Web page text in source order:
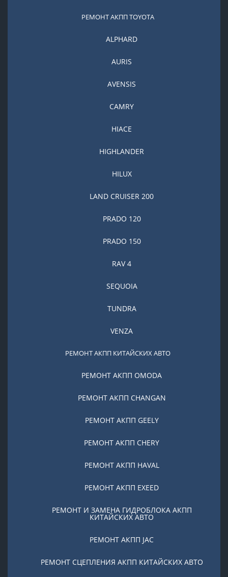
РЕМОНТ АКПП TOYOTA
ALPHARD
AURIS
AVENSIS
CAMRY
HIACE
HIGHLANDER
HILUX
LAND CRUISER 200
PRADO 120
PRADO 150
RAV 4
SEQUOIA
TUNDRA
VENZA
РЕМОНТ АКПП КИТАЙСКИХ АВТО
РЕМОНТ АКПП OMODA
РЕМОНТ АКПП CHANGAN
РЕМОНТ АКПП GEELY
РЕМОНТ АКПП CHERY
РЕМОНТ АКПП HAVAL
РЕМОНТ АКПП EXEED
РЕМОНТ И ЗАМЕНА ГИДРОБЛОКА АКПП
КИТАЙСКИХ АВТО
РЕМОНТ АКПП JAC
РЕМОНТ СЦЕПЛЕНИЯ АКПП КИТАЙСКИХ АВТО